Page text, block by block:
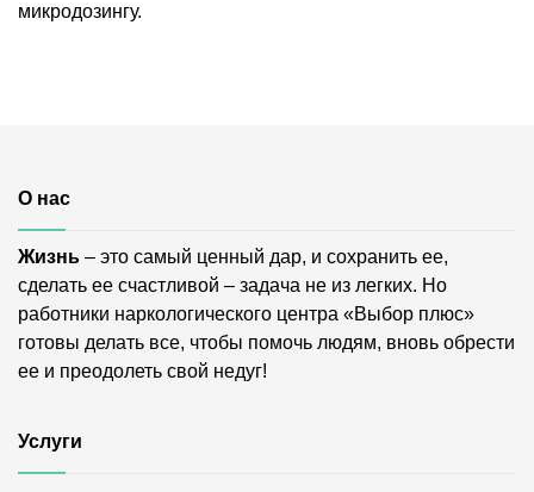
микродозингу.
О нас
Жизнь – это самый ценный дар, и сохранить ее,
сделать ее счастливой – задача не из легких. Но
работники наркологического центра «Выбор плюс»
готовы делать все, чтобы помочь людям, вновь обрести
ее и преодолеть свой недуг!
Услуги